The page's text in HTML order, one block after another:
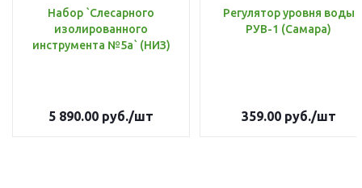
Набор `Слесарного
изолированного
инструмента №5а` (НИЗ)
5 890.00 руб./шт
Регулятор уровня воды
РУВ-1 (Самара)
359.00руб./шт